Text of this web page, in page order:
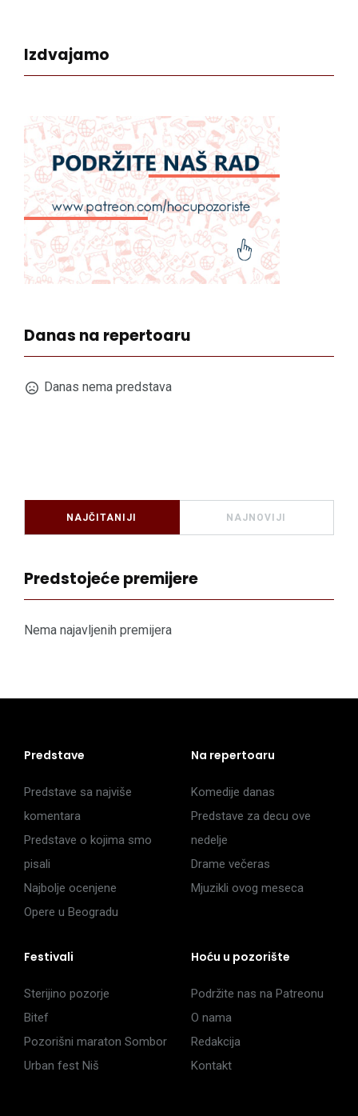
Izdvajamo
Danas na repertoaru
Danas nema predstava
NAJČITANIJI NAJNOVIJI
Predstojeće premijere
Nema najavljenih premijera
Predstave
Predstave sa najviše
komentara
Predstave o kojima smo
pisali
Najbolje ocenjene
Opere u Beogradu
Na repertoaru
Komedije danas
Predstave za decu ove
nedelje
Drame večeras
Mjuzikli ovog meseca
Festivali
Sterijino pozorje
Bitef
Pozorišni maraton Sombor
Urban fest Niš
Hoću u pozorište
Podržite nas na Patreonu
O nama
Redakcija
Kontakt